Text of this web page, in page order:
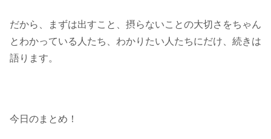
だから、まずは出すこと、摂らないことの大切さをちゃん
とわかっている人たち、わかりたい人たちにだけ、続きは
語ります。
今日のまとめ！